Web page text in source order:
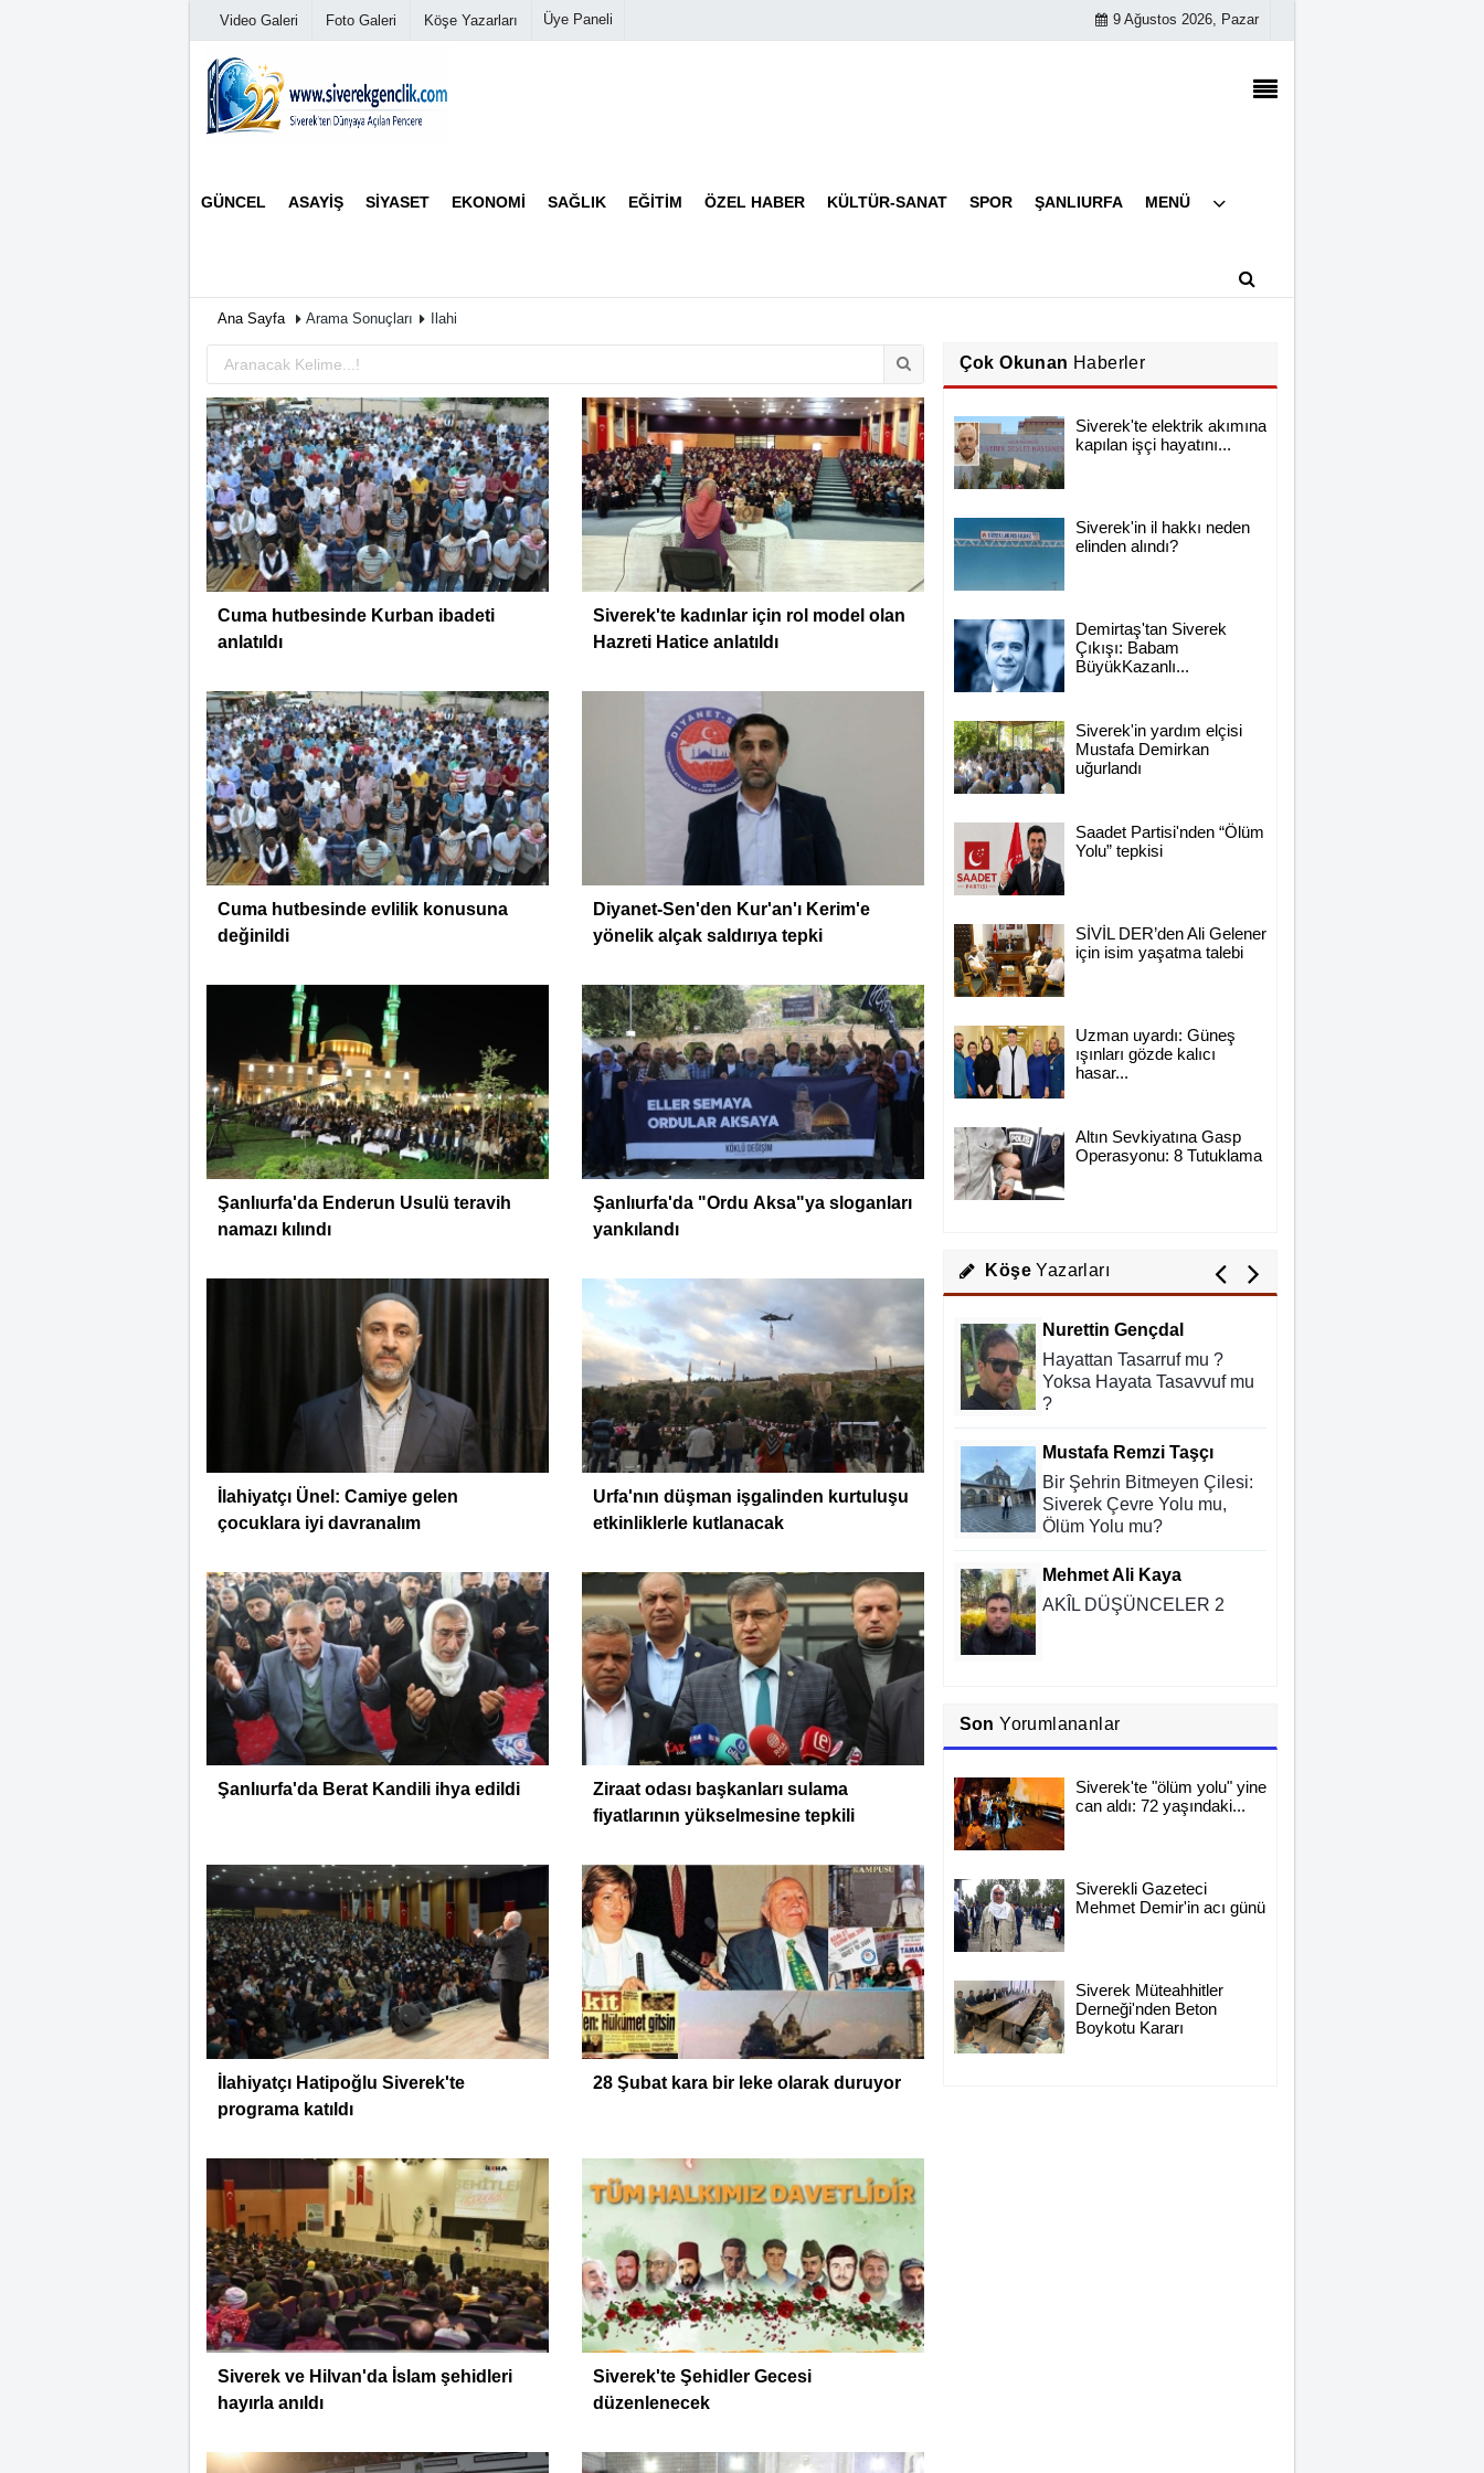
Video Galeri Foto Galeri Köşe Yazarları Üye Paneli 9 Ağustos 2026, Pazar
GÜNCEL ASAYIŞ SIYASET EKONOMI SAĞLIK EĞITIM ÖZEL HABER KÜLTÜR-SANAT SPOR ŞANLIURFA MENÜ
Haber Arşivi
Video Galeri
İletişim
Ana Sayfa Arama Sonuçları Ilahi
Cuma hutbesinde Kurban ibadeti
anlatıldı
Siverek'te kadınlar için rol model olan
Hazreti Hatice anlatıldı
Cuma hutbesinde evlilik konusuna
değinildi
Diyanet-Sen'den Kur'an'ı Kerim'e
yönelik alçak saldırıya tepki
Şanlıurfa'da Enderun Usulü teravih
namazı kılındı
Şanlıurfa'da "Ordu Aksa"ya sloganları
yankılandı
İlahiyatçı Ünel: Camiye gelen
çocuklara iyi davranalım
Urfa'nın düşman işgalinden kurtuluşu
etkinliklerle kutlanacak
Şanlıurfa'da Berat Kandili ihya edildi
Ziraat odası başkanları sulama
fiyatlarının yükselmesine tepkili
İlahiyatçı Hatipoğlu Siverek'te
programa katıldı
28 Şubat kara bir leke olarak duruyor
Siverek ve Hilvan'da İslam şehidleri
hayırla anıldı
Siverek'te Şehidler Gecesi
düzenlenecek
Çok Okunan Haberler
Siverek'te elektrik akımına
kapılan işçi hayatını...
Siverek'in il hakkı neden
elinden alındı?
Demirtaş'tan Siverek
Çıkışı: Babam
BüyükKazanlı...
Siverek'in yardım elçisi
Mustafa Demirkan
uğurlandı
Saadet Partisi'nden “Ölüm
Yolu” tepkisi
SİVİL DER’den Ali Gelener
için isim yaşatma talebi
Uzman uyardı: Güneş
ışınları gözde kalıcı
hasar...
Altın Sevkiyatına Gasp
Operasyonu: 8 Tutuklama
Köşe Yazarları
Mahmut Hanpolat
Adanmış bir hayat: Neşet
Hoca
Naci Hanpolat
Türkiye-Suudi Arabistan-
Hedefi Kim: İran mı, İsrail
mi?
Abdurahman Deniz Uğurlu
Yokluklarında Anlaşılır: Hacı
Mustafa Demirkan
Adı: Bağış
Nurettin Gençdal
Hayattan Tasarruf mu ?
Yoksa Hayata Tasavvuf mu
?
Mustafa Remzi Taşçı
Bir Şehrin Bitmeyen Çilesi:
Siverek Çevre Yolu mu,
Ölüm Yolu mu?
Mehmet Ali Kaya
AKÎL DÜŞÜNCELER 2
SAHİDEN ŞANLIURFA
SAHİPSİZ Mİ?
Cemil Yeşildağ
Dersa Mentikî û Lûyê
Mustafa Karadağlı
Son Yorumlananlar
Siverek'te "ölüm yolu" yine
can aldı: 72 yaşındaki...
Siverekli Gazeteci
Mehmet Demir'in acı günü
Siverek Müteahhitler
Derneği'nden Beton
Boykotu Kararı